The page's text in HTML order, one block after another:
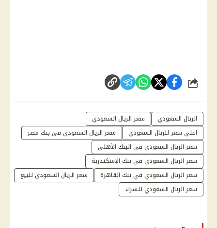
شارك
الريال السعودي
سعر الريال السعودي
اعلي سعر للريال السعودي
سعر الريال السعودي في بنك مصر
سعر الريال السعودي في البنك الأهلي
سعر الريال السعودي في بنك الإسكندرية
سعر الريال السعودي في بنك القاهرة
سعر الريال السعودي للبيع
سعر الريال السعودي للشراء